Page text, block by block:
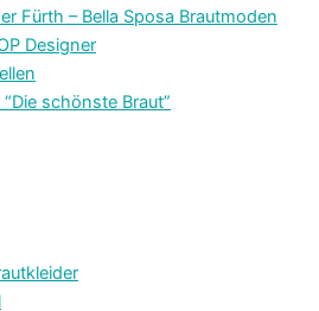
Fürth – Bella Sposa Brautmoden
Designer
schönste Braut”